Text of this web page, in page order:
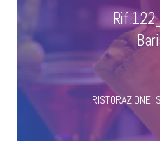
RISTORAZIONE,